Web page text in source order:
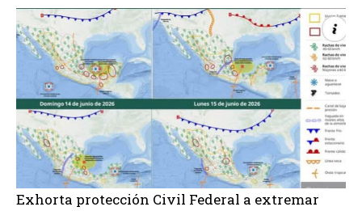
Exhorta protección Civil Federal a extremar